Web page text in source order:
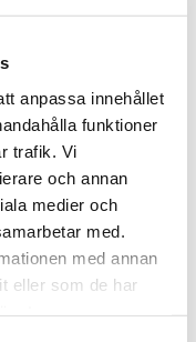
anpassa innehållet
funktioner
trafik. Vi
och annan
medier och
med.
med annan
eller som de har
Cam grip
används med
LÄS MER